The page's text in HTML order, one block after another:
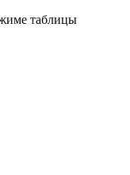
таблицы